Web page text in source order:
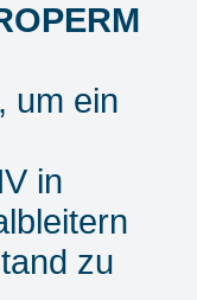
um ein
in
zu